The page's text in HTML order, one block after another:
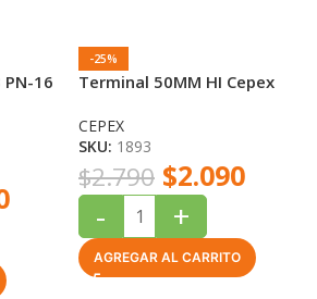
16
-25%
Terminal 50MM HI Cepex
CEPEX
SKU: 1893
$2.790 $2.090
- +
AGREGAR AL CARRITO